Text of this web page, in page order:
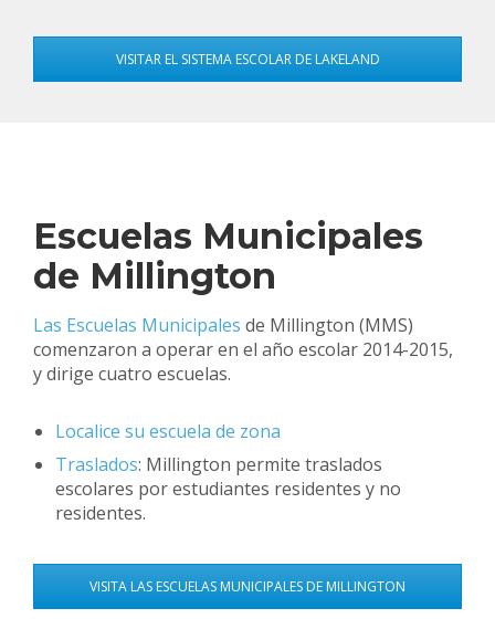
VISITAR EL SISTEMA ESCOLAR DE LAKELAND
Escuelas Municipales
de Millington
Las Escuelas Municipales de Millington (MMS)
comenzaron a operar en el año escolar 2014-2015,
y dirige cuatro escuelas.
Localice su escuela de zona
Traslados: Millington permite traslados
escolares por estudiantes residentes y no
residentes.
VISITA LAS ESCUELAS MUNICIPALES DE MILLINGTON